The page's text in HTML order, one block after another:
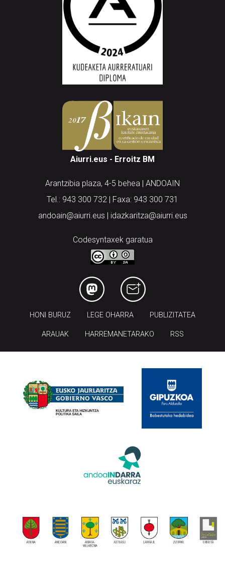
Aiurri.eus - Erroitz BM
Arantzibia plaza, 4-5 behea | ANDOAIN
Tel.: 943 300 732 | Faxa: 943 300 731
andoain@aiurri.eus | idazkaritza@aiurri.eus
Codesyntaxek garatua
LEGE OHARRA
ARAUAK HARREMANETARAKO RSS